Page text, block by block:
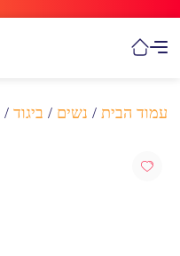
עמוד הבית / נשים / ביגוד /